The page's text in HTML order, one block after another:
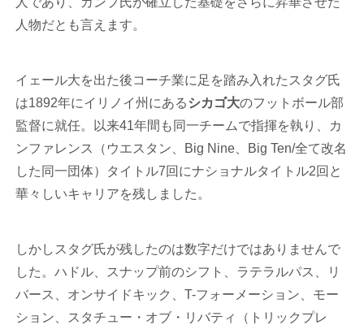
人物だとも言えます。
イェール大を出た後コーチ業に足を踏み入れたスタグ氏
は1892年にイリノイ州にある シカゴ大のフットボール部
監督に就任。以来41年間も同一チームで指揮を執り、カ
ンファレンス（ウエスタン、Big Nine、Big Ten/全て改名
した同一団体）タイトル7回にナショナルタイトル2回と
華々しいキャリアを残しました。
しかしスタグ氏が残したのは数字だけではありませんで
した。ハドル、スナップ前のシフト、ラテラルパス、リ
バース、オンサイドキック、T-フォーメーション、モー
ション、スタチュー・オブ・リバティ（トリックプレ